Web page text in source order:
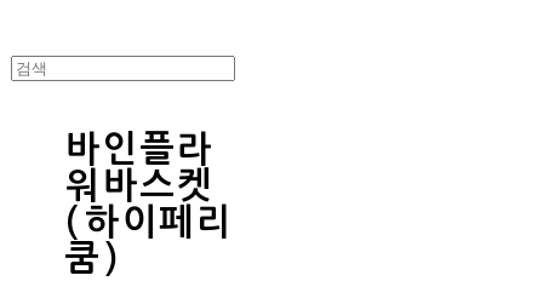
바인플라
워바스켓
(하이페리
쿰)